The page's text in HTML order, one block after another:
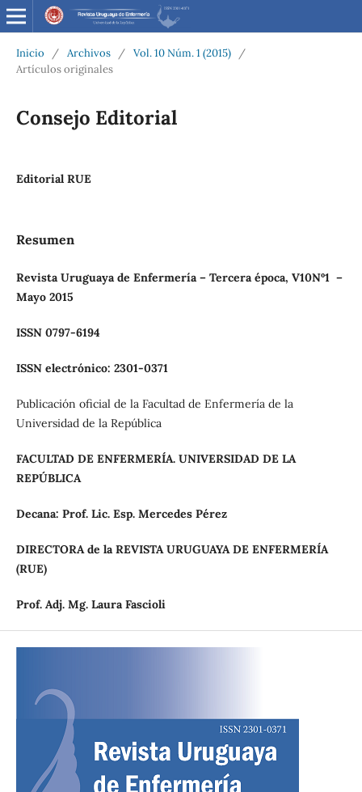
Inicio / Archivos / Vol. 10 Núm. 1 (2015)
/
Artículos originales
Consejo Editorial
Editorial RUE
Resumen
Revista Uruguaya de Enfermería– Tercera época, V10Nº1–
Mayo 2015
ISSN 0797-6194
ISSN electrónico: 2301-0371
Publicación oficial de la Facultad de Enfermería de la
Universidad de la República
FACULTAD DE ENFERMERÍA. UNIVERSIDAD DE LA
REPÚBLICA
Decana: Prof. Lic. Esp. Mercedes Pérez
DIRECTORA de la REVISTA URUGUAYA DE ENFERMERÍA
(RUE)
Prof. Adj. Mg. Laura Fascioli